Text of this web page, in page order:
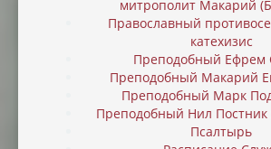
митрополит Макарий
Православный
катехизис
Преподобный Ефрем
Преподобный Макарий
Преподобный Марк
Преподобный Нил Постник
Псалтырь